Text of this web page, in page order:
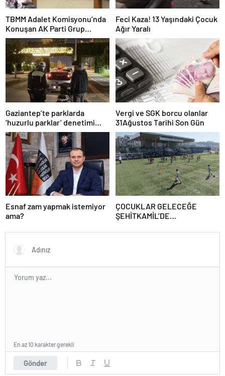
TBMM Adalet Komisyonu’nda
Konuşan AK Parti Grup
Başkanvekili Abdulhamit Gül:
“Kanun Teklifi Milletimizin
Teklifidir”
Feci Kaza! 13 Yaşındaki Çocuk
Ağır Yaralı
Gaziantep’te parklarda
‘huzurlu parklar’ denetimi
yapıldı.
Vergi ve SGK borcu olanlar
31Ağustos Tarihi Son Gün
Esnaf zam yapmak istemiyor
ama?
ÇOCUKLAR GELECEĞE
ŞEHİTKAMİL’DE
Gönder
En az 10 karakter gerekli